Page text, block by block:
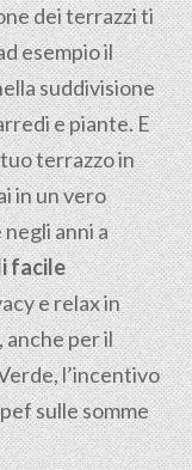
dei terrazzi ti
esempio il
suddivisione
e piante. E
terrazzo in
in un vero
anni a
facile
e relax in
anche per il
l’incentivo
sulle somme